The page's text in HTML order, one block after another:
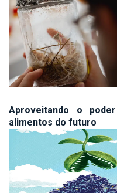
Aproveitando o
alimentos do futuro